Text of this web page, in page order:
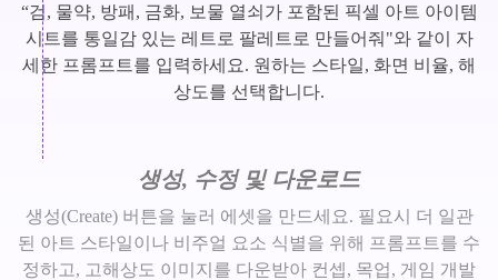
“검, 물약, 방패, 금화, 보물 열쇠가 포함된 픽셀 아트 아이템
시트를 통일감 있는 레트로 팔레트로 만들어줘"와 같이 자
세한 프롬프트를 입력하세요. 원하는 스타일, 화면 비율, 해
상도를 선택합니다.
생성, 수정 및 다운로드
생성(Create) 버튼을 눌러 에셋을 만드세요. 필요시 더 일관
된 아트 스타일이나 비주얼 요소 식별을 위해 프롬프트를 수
정하고, 고해상도 이미지를 다운받아 컨셉, 목업, 게임 개발